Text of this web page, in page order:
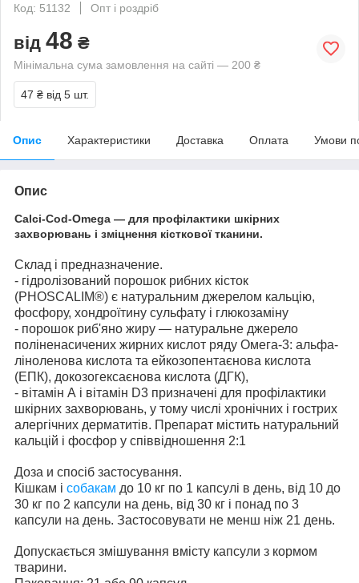
Код: 51132
Опт і роздріб
від 48 ₴
Мінімальна сума замовлення на сайті — 200 ₴
47 ₴ від 5 шт.
Опис Характеристики Доставка Оплата Умови
Опис
Calci-Cod-Omega — для профілактики шкірних
захворювань і зміцнення кісткової тканини.
Склад і предназначение.
- гідролізований порошок рибних кісток
(PHOSCALIM®) є натуральним джерелом кальцію,
фосфору, хондроїтину сульфату і глюкозаміну
- порошок риб'яно жиру — натуральне джерело
поліненасичених жирних кислот ряду Oмега-3: альфа-
ліноленова кислота та ейкозопентаєнова кислота
(ЕПК), докозогексаєнова кислота (ДГК),
- вітамін А і вітамін D3 призначені для профілактики
шкірних захворювань, у тому числі хронічних і гострих
алергічних дерматитів. Препарат містить натуральний
кальцій і фосфор у співвідношення 2:1
Доза и спосіб застосування.
Кішкам і собакам до 10 кг по 1 капсулі в день, від 10 до
30 кг по 2 капсули на день, від 30 кг і понад по 3
капсули на день. Застосовувати не менш ніж 21 день.
Допускається змішування вмісту капсули з кормом
тварини.